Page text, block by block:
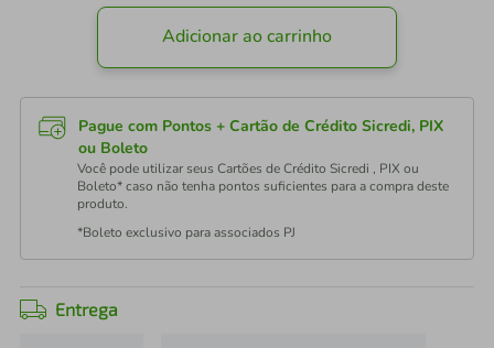
Adicionar ao carrinho
Pague com Pontos + Cartão de Crédito Sicredi, PIX
ou Boleto
Você pode utilizar seus Cartões de Crédito Sicredi , PIX ou
Boleto* caso não tenha pontos suficientes para a compra deste
produto.
*Boleto exclusivo para associados PJ
Entrega